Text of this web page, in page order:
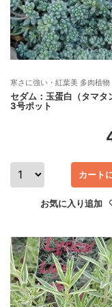
寒さに強い・紅葉美 多肉植物
セダム：玉蛋白（タマタ
3号ポット
お気に入り追加
カート